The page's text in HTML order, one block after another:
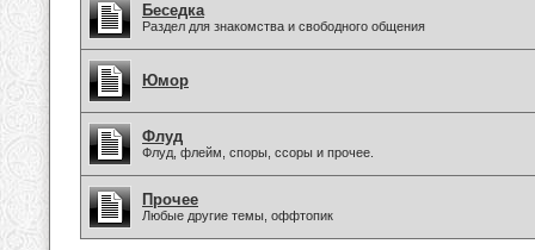
Беседка
Раздел для знакомства и свободного общения
Юмор
Флуд
Флуд, флейм, споры, ссоры и прочее.
Прочее
Любые другие темы, оффтопик